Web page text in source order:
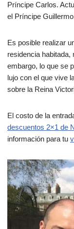
Príncipe Carlos.
el Príncipe
Es posible realizar
residencia
embargo, lo que se
lujo con el que vive
sobre la Reina
El costo de la
descuentos 2×1 de
información para tu